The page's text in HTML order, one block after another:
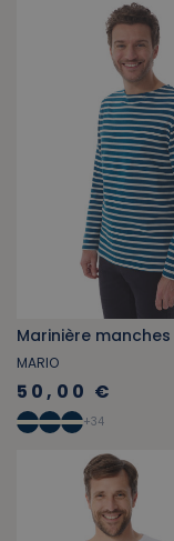
MARIO
50,00 €
+34